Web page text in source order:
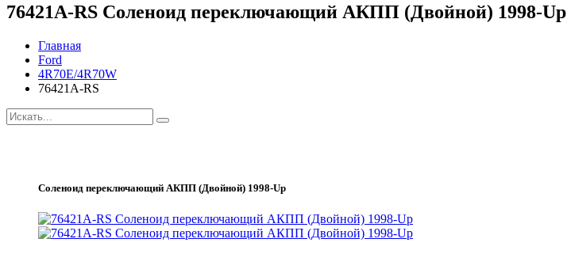
76421A-RS Соленоид переключающий АКПП (Двойной) 1998-Up
Главная
Ford
4R70E/4R70W
76421A-RS
Соленоид переключающий АКПП (Двойной) 1998-Up